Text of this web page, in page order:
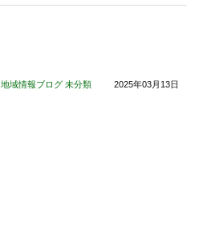
地域情報ブログ 未分類 2025年03月13日